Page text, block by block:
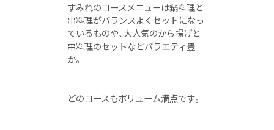
すみれのコースメニューは鍋料理と
串料理がバランスよくセットになっ
ているものや、大人気のから揚げと
串料理のセットなどバラエティ豊
か。
どのコースもボリューム満点です。